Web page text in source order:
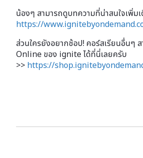
น้องๆ สามารถดูบทความที่น่าสนใจเพิ่ม
https://
ส่วนใครยังอยากช้อป! คอร์สเรียนอื่นๆ ส
Online ของ ignite ได้ที่นี่เลยครับ
>> https://